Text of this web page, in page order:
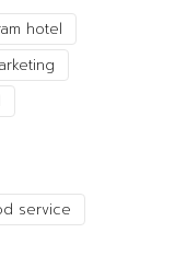
hotel
service